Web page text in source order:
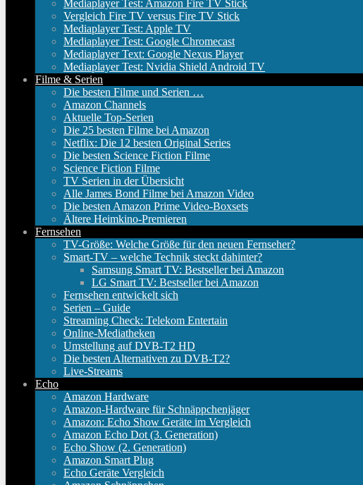
Mediaplayer Test: Amazon Fire TV Stick
Vergleich Fire TV versus Fire TV Stick
Mediaplayer Test: Apple TV
Mediaplayer Test: Google Chromecast
Mediaplayer Text: Google Nexus Player
Mediaplayer Test: Nvidia Shield Android TV
Filme & Serien
Die besten Filme und Serien …
Amazon Channels
Aktuelle Top-Serien
Die 25 besten Filme bei Amazon
Netflix: Die 12 besten Original Series
Die besten Science Fiction Filme
Science Fiction Filme
TV Serien in der Übersicht
Alle James Bond Filme bei Amazon Video
Die besten Amazon Prime Video-Boxsets
Ältere Heimkino-Premieren
Fernsehen
TV-Größe: Welche Größe für den neuen Fernseher?
Smart-TV – welche Technik steckt dahinter?
Samsung Smart TV: Bestseller bei Amazon
LG Smart TV: Bestseller bei Amazon
Fernsehen entwickelt sich
Serien – Guide
Streaming Check: Telekom Entertain
Online-Mediatheken
Umstellung auf DVB-T2 HD
Die besten Alternativen zu DVB-T2?
Live-Streams
Echo
Amazon Hardware
Amazon-Hardware für Schnäppchenjäger
Amazon: Echo Show Geräte im Vergleich
Amazon Echo Dot (3. Generation)
Echo Show (2. Generation)
Amazon Smart Plug
Echo Geräte Vergleich